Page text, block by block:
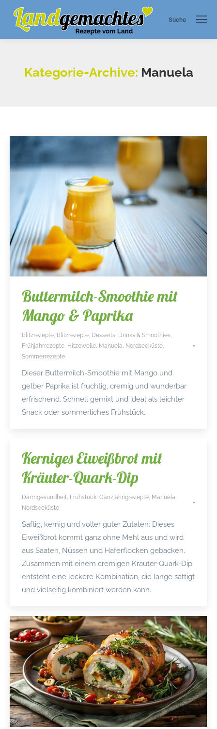
Search:
Suche
Kategorie-Archive: Manuela
Buttermilch-Smoothie mit
Mango & Paprika
Blitzrezepte, Blitzrezepte, Desserts, Drinks & Smoothies,
Frühjahrrezepte, Hitzewelle, Manuela, Nordseeküste,
Sommerrezepte
Dieser Buttermilch-Smoothie mit Mango und
gelber Paprika ist fruchtig, cremig und wunderbar
erfrischend. Schnell gemixt und ideal als leichter
Snack oder sommerliches Frühstück.
Kerniges Eiweißbrot mit
Kräuter-Quark-Dip
Darmgesundheit, Frühstück, Ganzjährigrezepte, Manuela,
Nordseeküste
Saftig, kernig und voller guter Zutaten: Dieses
Eiweißbrot kommt ganz ohne Mehl aus und wird
aus Saaten, Nüssen und Haferflocken gebacken.
Zusammen mit einem cremigen Kräuter-Quark-Dip
entsteht eine leckere Kombination, die lange sättigt
und vielseitig kombiniert werden kann.